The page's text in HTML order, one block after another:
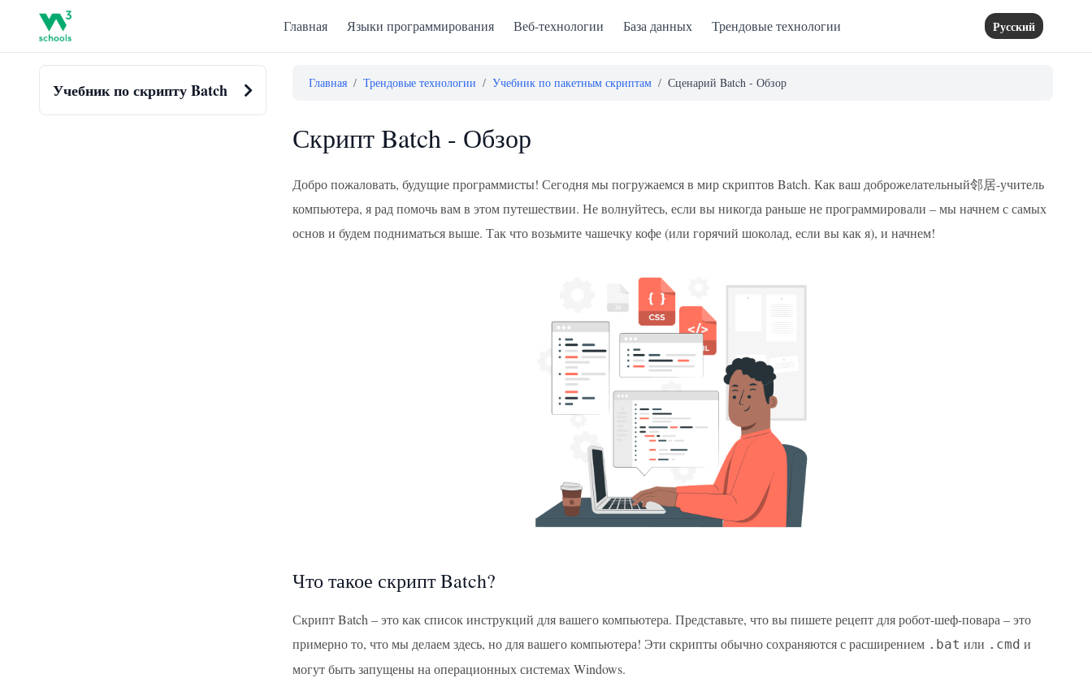
Главная Языки программирования Веб-технологии База данных Трендовые технологии Русский
Учебник по скрипту Batch Главная / Трендовые технологии / Учебник по пакетным скриптам / Сценарий Batch - Обзор
Скрипт Batch - Обзор
Добро пожаловать, будущие программисты! Сегодня мы погружаемся в мир скриптов Batch. Как ваш доброжелательный邻居-учитель
компьютера, я рад помочь вам в этом путешествии. Не волнуйтесь, если вы никогда раньше не программировали – мы начнем с самых
основ и будем подниматься выше. Так что возьмите чашечку кофе (или горячий шоколад, если вы как я), и начнем!
Что такое скрипт Batch?
Скрипт Batch – это как список инструкций для вашего компьютера. Представьте, что вы пишете рецепт для робот-шеф-повара – это
примерно то, что мы делаем здесь, но для вашего компьютера! Эти скрипты обычно сохраняются с расширением .bat или .cmd и
могут быть запущены на операционных системах Windows.